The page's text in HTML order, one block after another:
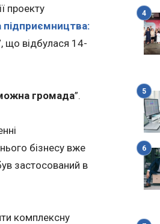
проекту
підприємництва:
, що відбулася 14-
громада”.
бізнесу вже
застосований в
комплексну